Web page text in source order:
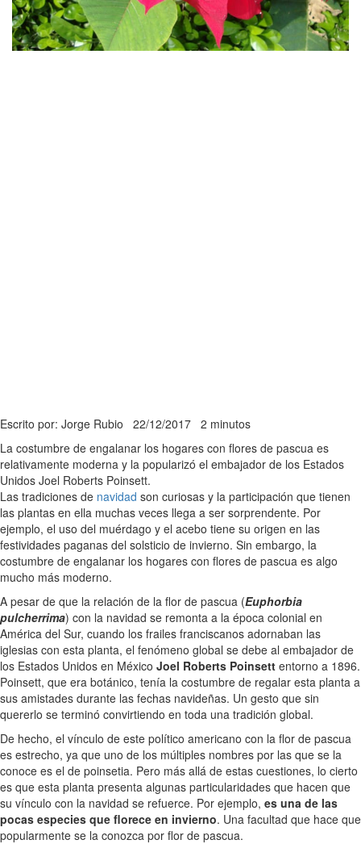
Escrito por: Jorge Rubio 22/12/2017 2 minutos
La costumbre de engalanar los hogares con flores de pascua es
relativamente moderna y la popularizó el embajador de los Estados
Unidos Joel Roberts Poinsett.
Las tradiciones de navidad son curiosas y la participación que tienen
las plantas en ella muchas veces llega a ser sorprendente. Por
ejemplo, el uso del muérdago y el acebo tiene su origen en las
festividades paganas del solsticio de invierno. Sin embargo, la
costumbre de engalanar los hogares con flores de pascua es algo
mucho más moderno.
A pesar de que la relación de la flor de pascua (Euphorbia
pulcherrima) con la navidad se remonta a la época colonial en
América del Sur, cuando los frailes franciscanos adornaban las
iglesias con esta planta, el fenómeno global se debe al embajador de
los Estados Unidos en México Joel Roberts Poinsett entorno a 1896.
Poinsett, que era botánico, tenía la costumbre de regalar esta planta a
sus amistades durante las fechas navideñas. Un gesto que sin
quererlo se terminó convirtiendo en toda una tradición global.
De hecho, el vínculo de este político americano con la flor de pascua
es estrecho, ya que uno de los múltiples nombres por las que se la
conoce es el de poinsetia. Pero más allá de estas cuestiones, lo cierto
es que esta planta presenta algunas particularidades que hacen que
su vínculo con la navidad se refuerce. Por ejemplo, es una de las
pocas especies que florece en invierno. Una facultad que hace que
popularmente se la conozca por flor de pascua.